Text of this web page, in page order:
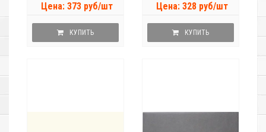
Цена: 373 руб/шт
КУПИТЬ
Цена: 328 руб/шт
КУПИТЬ